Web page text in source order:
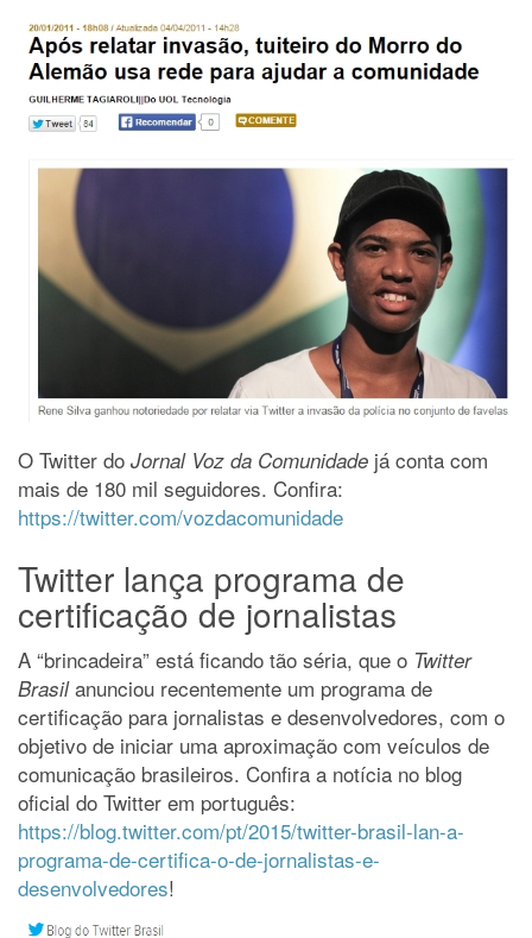
O Twitter do Jornal Voz da Comunidade já conta com
mais de 180 mil seguidores. Confira:
https://twitter.com/vozdacomunidade
Twitter lança programa de
certificação de jornalistas
A “brincadeira” está ficando tão séria, que o Twitter
Brasilanunciou recentemente um programa de
certificação para jornalistas e desenvolvedores, com o
objetivo de iniciar uma aproximação com veículos de
comunicação brasileiros. Confira a notícia no blog
oficial do Twitter em português:
https://blog.twitter.com/pt/2015/twitter-brasil-lan-a-
programa-de-certifica-o-de-jornalistas-e-
desenvolvedores!